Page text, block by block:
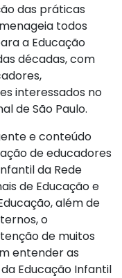
das práticas
todos
a Educação
décadas, com
interessados no
de São Paulo.
e conteúdo
de educadores
da Rede
de Educação e
além de
o
de muitos
entender as
Educação Infantil